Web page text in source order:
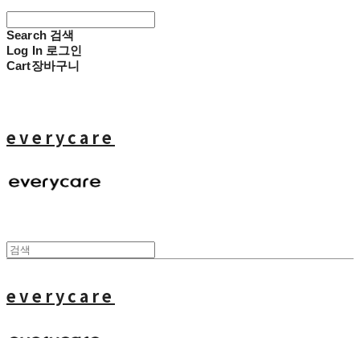
Search 검색
Log In 로그인
Cart장바구니
everycare
everycare